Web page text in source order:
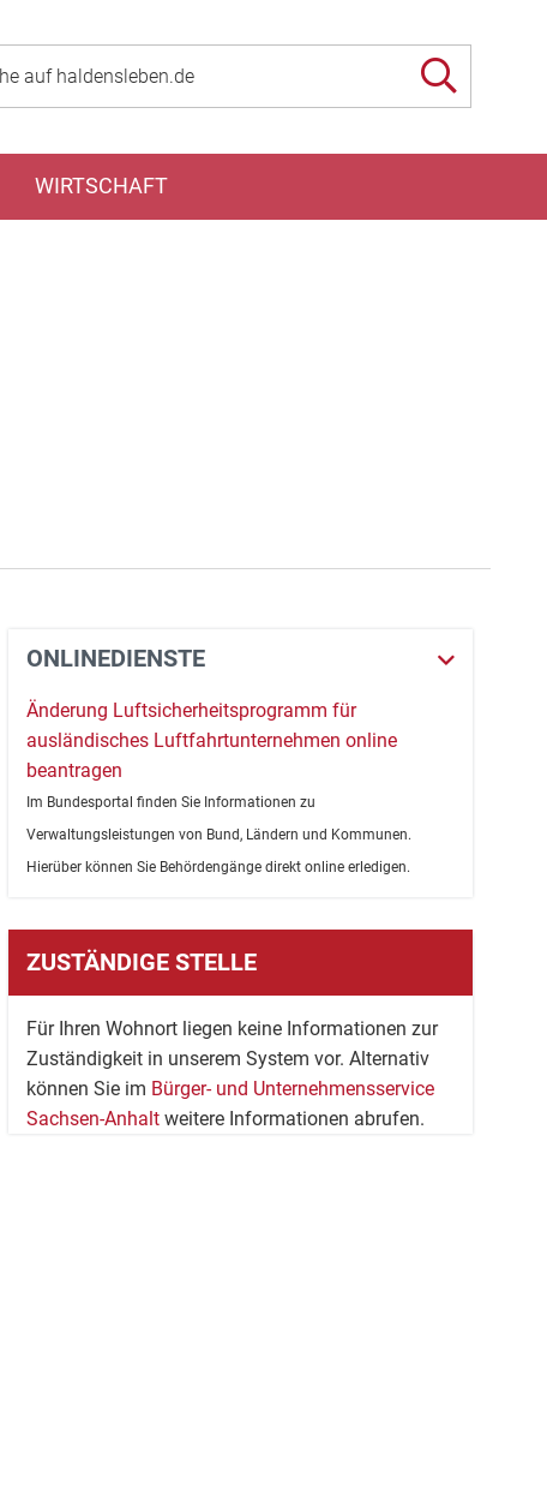
WIRTSCHAFT
ONLINEDIENSTE
Änderung Luftsicherheitsprogramm für
ausländisches Luftfahrtunternehmen online
beantragen
Im Bundesportal finden Sie Informationen zu
Verwaltungsleistungen von Bund, Ländern und Kommunen.
Hierüber können Sie Behördengänge direkt online erledigen.
ZUSTÄNDIGE STELLE
Für Ihren Wohnort liegen keine Informationen zur
Zuständigkeit in unserem System vor. Alternativ
können Sie im Bürger- und Unternehmensservice
Sachsen-Anhalt weitere Informationen abrufen.